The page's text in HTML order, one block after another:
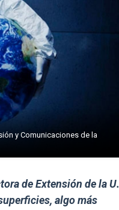
y Comunicaciones de la
de Extensión de la U.
algo más